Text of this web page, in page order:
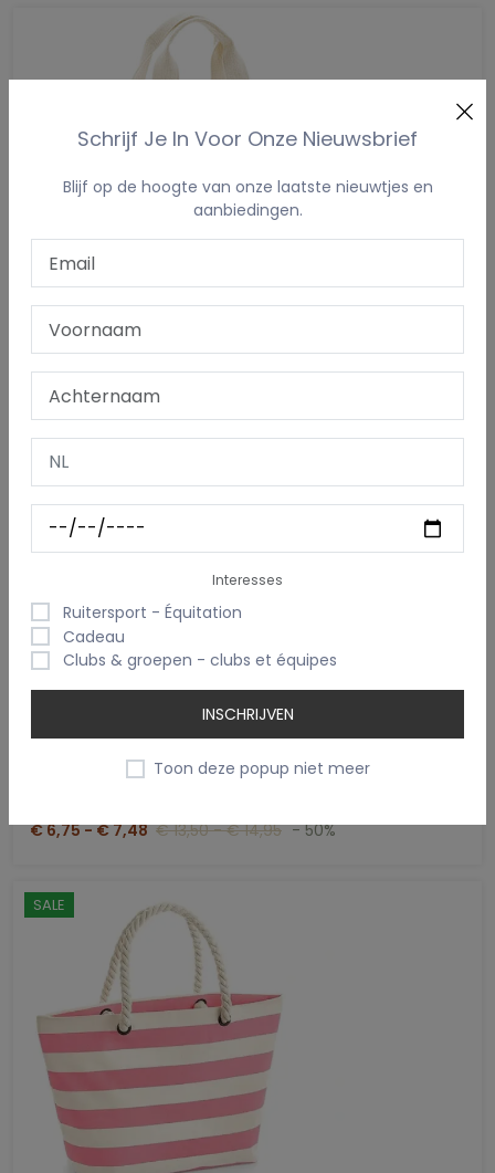
€ 34,95
SALE
€ 6,75 - € 7,48 € 13,50 - € 14,95 - 50%
SALE
Schrijf Je In Voor Onze Nieuwsbrief
Blijf op de hoogte van onze laatste nieuwtjes en
aanbiedingen.
Interesses
Ruitersport - Équitation
Cadeau
Clubs & groepen - clubs et équipes
INSCHRIJVEN
Toon deze popup niet meer